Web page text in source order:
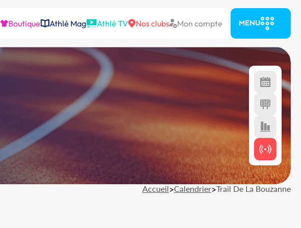
Boutique Athlé Mag Athlé TV Nos clubs Mon compte MENU
Accueil>Calendrier>Trail De La Bouzanne